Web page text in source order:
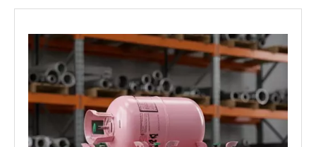
Cylindre rechargeable 7KG R32 Gaz réfrigérant pour l'Europe